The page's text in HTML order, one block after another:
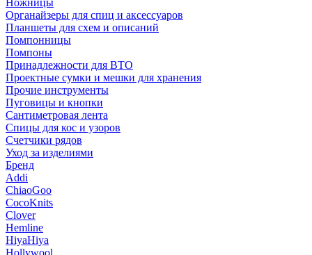
Ножницы
Органайзеры для спиц и аксессуаров
Планшеты для схем и описаний
Помпонницы
Помпоны
Принадлежности для ВТО
Проектные сумки и мешки для хранения
Прочие инструменты
Пуговицы и кнопки
Сантиметровая лента
Спицы для кос и узоров
Счетчики рядов
Уход за изделиями
Бренд
Addi
ChiaoGoo
CocoKnits
Clover
Hemline
HiyaHiya
Hollywool